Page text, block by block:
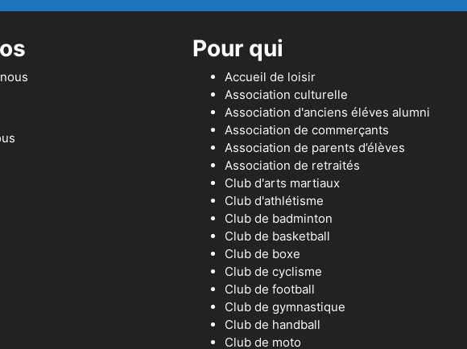
Pour qui
Accueil de loisir
Association culturelle
Association d'anciens éléves alumni
Association de commerçants
Association de parents d’élèves
Association de retraités
Club d'arts martiaux
Club d'athlétisme
Club de badminton
Club de basketball
Club de boxe
Club de cyclisme
Club de football
Club de gymnastique
Club de handball
Club de moto